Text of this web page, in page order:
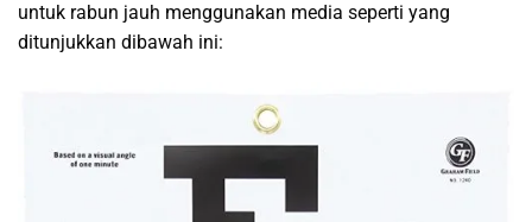
untuk rabun jauh menggunakan media seperti yang
ditunjukkan dibawah ini: